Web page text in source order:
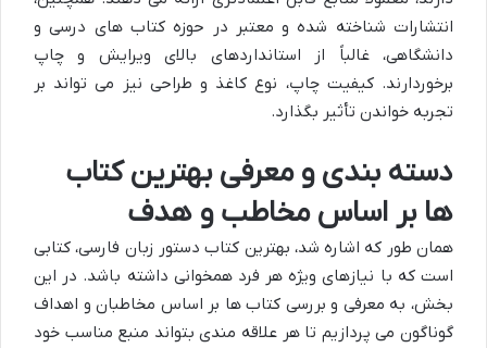
انتشارات شناخته شده و معتبر در حوزه کتاب های درسی و
دانشگاهی، غالباً از استانداردهای بالای ویرایش و چاپ
برخوردارند. کیفیت چاپ، نوع کاغذ و طراحی نیز می تواند بر
تجربه خواندن تأثیر بگذارد.
دسته بندی و معرفی بهترین کتاب
ها بر اساس مخاطب و هدف
همان طور که اشاره شد، بهترین کتاب دستور زبان فارسی، کتابی
است که با نیازهای ویژه هر فرد همخوانی داشته باشد. در این
بخش، به معرفی و بررسی کتاب ها بر اساس مخاطبان و اهداف
گوناگون می پردازیم تا هر علاقه مندی بتواند منبع مناسب خود